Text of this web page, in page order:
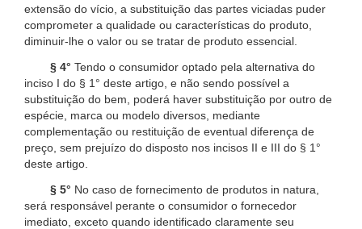
extensão do vício, a substituição das partes viciadas puder
comprometer a qualidade ou características do produto,
diminuir-lhe o valor ou se tratar de produto essencial.
§ 4° Tendo o consumidor optado pela alternativa do
inciso I do § 1° deste artigo, e não sendo possível a
substituição do bem, poderá haver substituição por outro de
espécie, marca ou modelo diversos, mediante
complementação ou restituição de eventual diferença de
preço, sem prejuízo do disposto nos incisos II e III do § 1°
deste artigo.
§ 5° No caso de fornecimento de produtos in natura,
será responsável perante o consumidor o fornecedor
imediato, exceto quando identificado claramente seu